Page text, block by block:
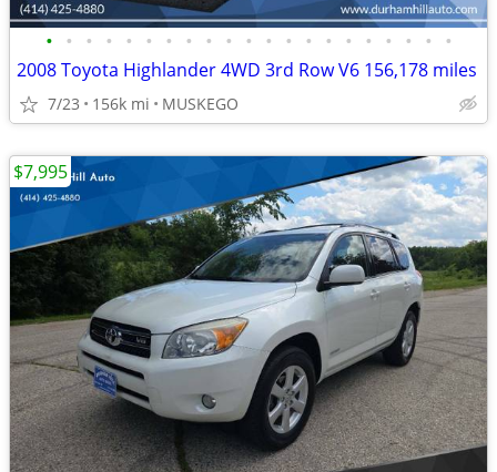
• • • • • • • • • • • • • • • • • • • • •
2008 Toyota Highlander 4WD 3rd Row V6 156,178 miles
7/23 156k mi MUSKEGO
$7,995